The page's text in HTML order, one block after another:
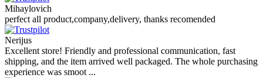
Mihaylovich
perfect all product,company,delivery, thanks recomended
Nerijus
Excellent store! Friendly and professional communication, fast
shipping, and the item arrived well packaged. The whole purchasing
experience was smoot ...